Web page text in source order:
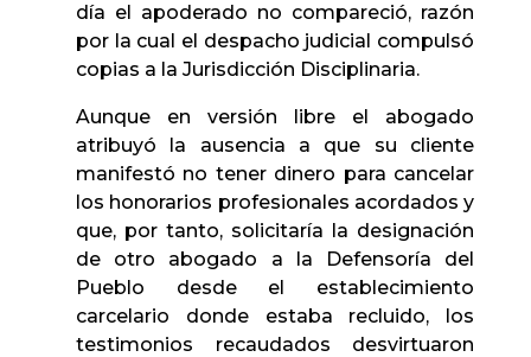
día el apoderado no compareció, razón
por la cual el despacho judicial compulsó
copias a la Jurisdicción Disciplinaria.
Aunque en versión libre el abogado
atribuyó la ausencia a que su cliente
manifestó no tener dinero para cancelar
los honorarios profesionales acordados y
que, por tanto, solicitaría la designación
de otro abogado a la Defensoría del
Pueblo desde el establecimiento
carcelario donde estaba recluido, los
testimonios recaudados desvirtuaron